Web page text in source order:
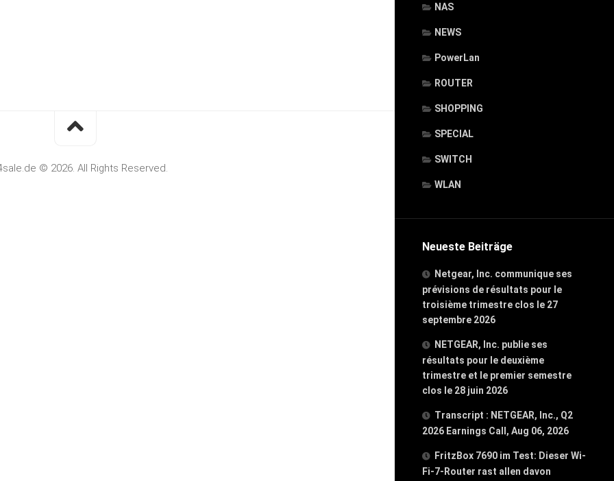
NAS
NEWS
PowerLan
ROUTER
SHOPPING
SPECIAL
SWITCH
WLAN
Neueste Beiträge
Netgear, Inc. communique ses
prévisions de résultats pour le
troisième trimestre clos le 27
septembre 2026
NETGEAR, Inc. publie ses
résultats pour le deuxième
trimestre et le premier semestre
clos le 28 juin 2026
Transcript : NETGEAR, Inc., Q2
2026 Earnings Call, Aug 06, 2026
FritzBox 7690 im Test: Dieser Wi-
Fi-7-Router rast allen davon
© 2026. All Rights Reserved.